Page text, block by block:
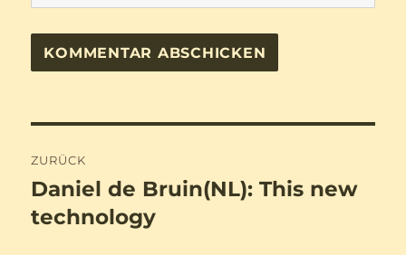
ZURÜCK
Vorheriger
Beitrag:
Daniel de Bruin(NL): This new
technology